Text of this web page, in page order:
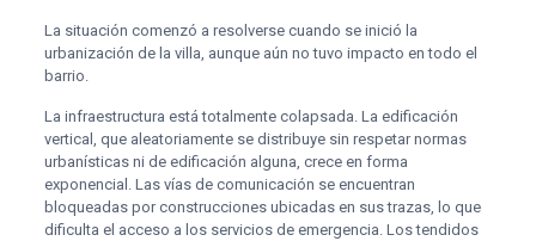
La situación comenzó a resolverse cuando se inició la
urbanización de la villa, aunque aún no tuvo impacto en todo el
barrio.
La infraestructura está totalmente colapsada. La edificación
vertical, que aleatoriamente se distribuye sin respetar normas
urbanísticas ni de edificación alguna, crece en forma
exponencial. Las vías de comunicación se encuentran
bloqueadas por construcciones ubicadas en sus trazas, lo que
dificulta el acceso a los servicios de emergencia. Los tendidos